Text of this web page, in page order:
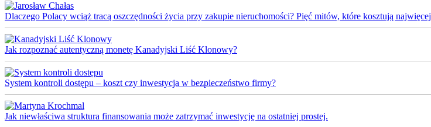
Dlaczego Polacy wciąż tracą oszczędności życia przy zakupie nieruchomości? Pięć mitów, które kosztują najwięcej
Jak rozpoznać autentyczną monetę Kanadyjski Liść Klonowy?
System kontroli dostępu – koszt czy inwestycja w bezpieczeństwo firmy?
Jak niewłaściwa struktura finansowania może zatrzymać inwestycję na ostatniej prostej.